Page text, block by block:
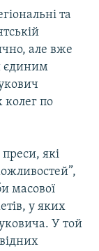
та
але вже
єдиним
колег по
які
масової
у яких
У той